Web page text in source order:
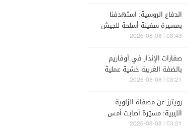
الدفاع الروسية: استهدفنا
بمسيرة سفينة أسلحة للجيش
الأوكراني شرق أوديسا
03:43 | 2026-08-08
صفارات الإنذار في أوفاريم
بالضفة الغربية خشية عملية
تسلل
03:21 | 2026-08-08
رويترز عن مصفاة الزاوية
الليبية: مسيّرة أصابت أمس
خزانا ما أدى إلى تسريب لكن
03:21 | 2026-08-08